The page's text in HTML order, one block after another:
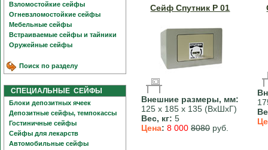
Взломостойкие сейфы
Огневзломостойкие сейфы
Мебельные сейфы
Встраиваемые сейфы и тайники
Оружейные сейфы
Поиск по разделу
СПЕЦИАЛЬНЫЕ СЕЙФЫ
Блоки депозитных ячеек
Депозитные сейфы, темпокассы
Гостиничные сейфы
Сейфы для лекарств
Автомобильные сейфы
Сейф Спутник Р 01
Внешние размеры, мм:
125 х 185 х 135 (ВхШхГ)
Вес, кг: 5
Цена: 8 000 8080 руб.